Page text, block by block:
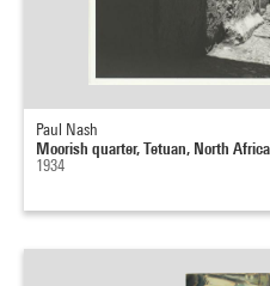
Paul Nash
Moorish quarter, Tetuan, North Africa
1934